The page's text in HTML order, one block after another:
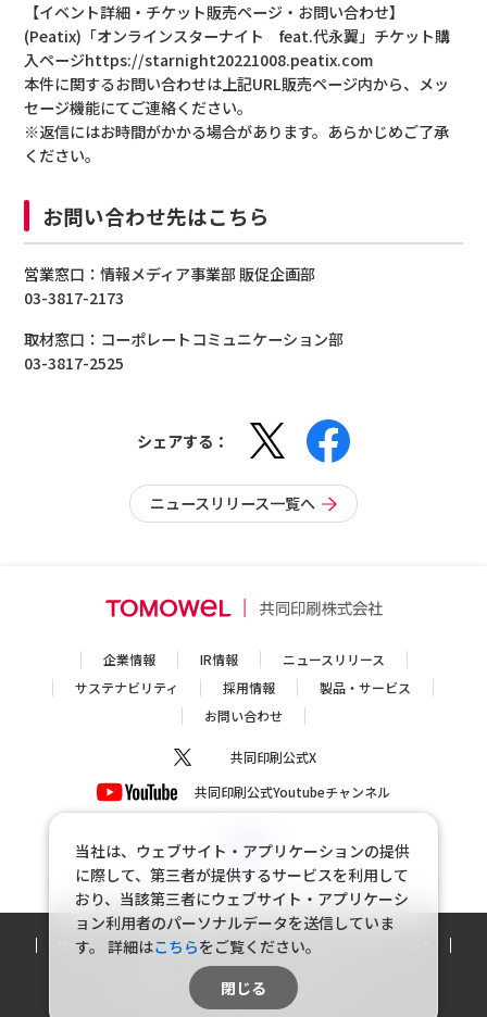
【イベント詳細・チケット販売ページ・お問い合わせ】
(Peatix)「オンラインスターナイト feat.代永翼」チケット購
入ページhttps://starnight20221008.peatix.com
本件に関するお問い合わせは上記URL販売ページ内から、メッ
セージ機能にてご連絡ください。
※返信にはお時間がかかる場合があります。あらかじめご了承
ください。
お問い合わせ先はこちら
営業窓口：情報メディア事業部 販促企画部
03-3817-2173
取材窓口：コーポレートコミュニケーション部
03-3817-2525
シェアする：
ニュースリリース一覧へ
企業情報 IR情報
ニュースリリース
サステナビリティ
採用情報
製品・サービス
お問い合わせ
共同印刷公式X
共同印刷公式Youtubeチャンネル
サイトマップ 個人情報保護方針
個人情報の取り扱いについて
ソーシャルメディアポリシー
パーソナルデータの外部送信について
当社は、ウェブサイト・アプリケーションの提供
に際して、第三者が提供するサービスを利用して
おり、当該第三者にウェブサイト・アプリケーシ
ョン利用者のパーソナルデータを送信していま
す。 詳細はこちらをご覧ください。
閉じる